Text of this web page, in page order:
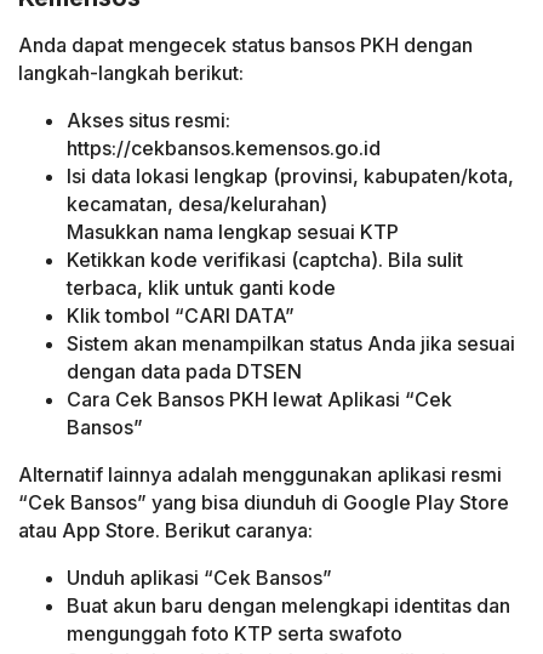
Anda dapat mengecek status bansos PKH dengan
langkah-langkah berikut:
Akses situs resmi:
https://cekbansos.kemensos.go.id
Isi data lokasi lengkap (provinsi, kabupaten/kota,
kecamatan, desa/kelurahan)
Masukkan nama lengkap sesuai KTP
Ketikkan kode verifikasi (captcha). Bila sulit
terbaca, klik untuk ganti kode
Klik tombol “CARI DATA”
Sistem akan menampilkan status Anda jika sesuai
dengan data pada DTSEN
Cara Cek Bansos PKH lewat Aplikasi “Cek
Bansos”
Alternatif lainnya adalah menggunakan aplikasi resmi
“Cek Bansos” yang bisa diunduh di Google Play Store
atau App Store. Berikut caranya:
Unduh aplikasi “Cek Bansos”
Buat akun baru dengan melengkapi identitas dan
mengunggah foto KTP serta swafoto